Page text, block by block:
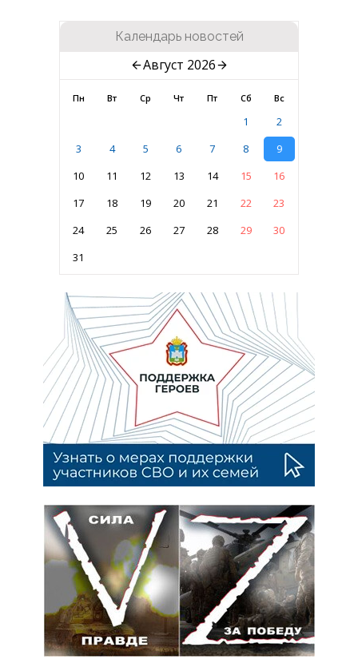
Календарь новостей
Август 2026
Пн Вт Ср Чт Пт Сб Вс
1
2
3
4 5 6 7 8
9
10
11 12 13 14 15
16
17
18 19 20 21 22
23
24
25 26 27 28 29
30
31